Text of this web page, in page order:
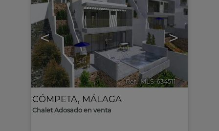
< >
Ref.. MLS-634511 🔗
CÓMPETA, MÁLAGA
Chalet Adosado en venta